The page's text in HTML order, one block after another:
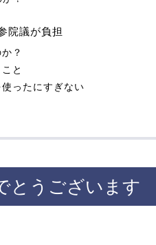
院議が負担
？
と
ったにすぎない
とうございます